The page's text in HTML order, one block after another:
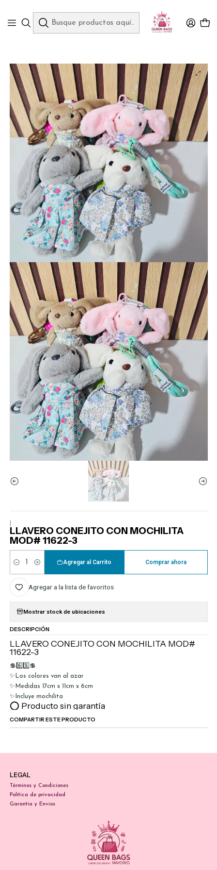
Inicio
COJINES, SÁBANAS, ROPA Y CALZADO
LLAVERO CONEJITO CON MOCHILITA
MOD# 11622-3
Cantidad
Agregar al Carrito Comprar ahora
Agregar a la lista de favoritos
Mostrar stock de ubicaciones
DESCRIPCIÓN
LLAVERO CONEJITO CON MOCHILITA MOD#
11622-3
💲6️⃣5️⃣💲
✨Los colores van al azar
✨Medidas 17cm x 11cm x 6cm
✨Incluye mochilita
⭕ Producto sin garantía
COMPARTIR ESTE PRODUCTO
LEGAL
Términos y Condiciones
Política de privacidad
Garantia y Envios